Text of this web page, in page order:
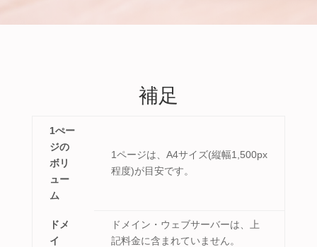
補足
1ぺー
ジの
ボリ
ュー
ム
1ページは、A4サイズ(縦幅1,500px
程度)が目安です。
ドメ
イ
ドメイン・ウェブサーバーは、上
記料金に含まれていません。